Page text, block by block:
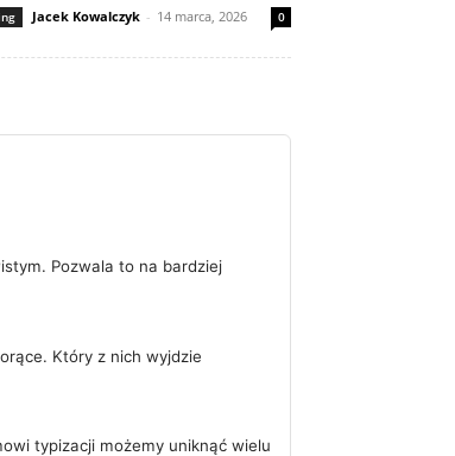
Jacek Kowalczyk - 14 marca, 2026 0
Pozwala to na bardziej
Który z nich wyjdzie
typizacji możemy uniknąć wielu